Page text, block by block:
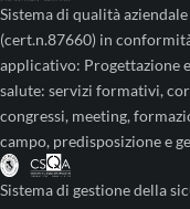
Sistema di qualità
(cert.n.87660) in
applicativo: Progettazione
salute: servizi formativi,
congressi, meeting,
campo, predisposizione e
Sistema di gestione della